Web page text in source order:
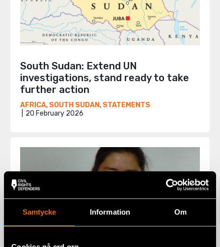
Samtycke Information Om
South Sudan: Extend UN
investigations, stand ready to take
further action
AFRICA, SOUTH SUDAN, STATEMENTS
20 February 2026